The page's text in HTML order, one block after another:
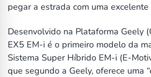
pegar a estrada com uma excelente
Desenvolvido na Plataforma Geely
EX5 EM-i é o primeiro modelo da
Sistema Super Híbrido EM-i (E-
que segundo a Geely, oferece uma